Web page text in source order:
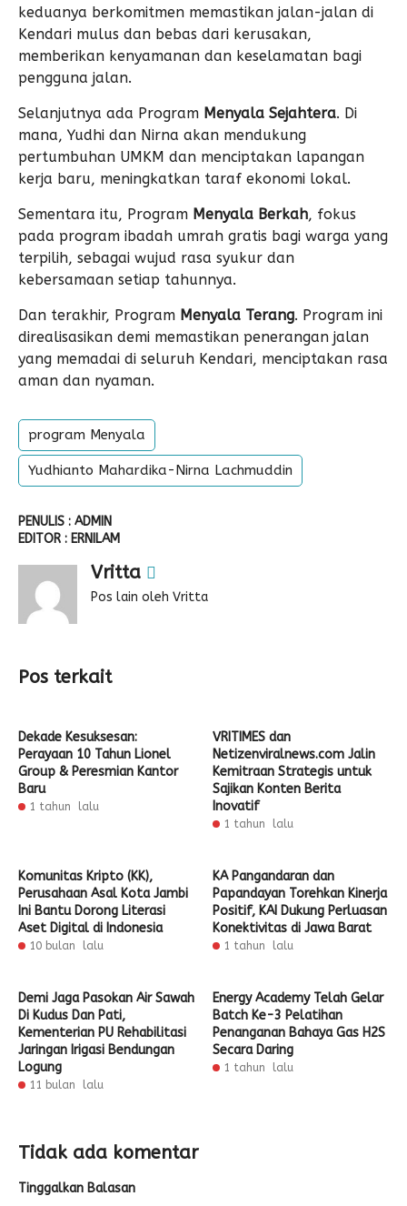
keduanya berkomitmen memastikan jalan-jalan di
Kendari mulus dan bebas dari kerusakan,
memberikan kenyamanan dan keselamatan bagi
pengguna jalan.
Selanjutnya ada Program Menyala Sejahtera. Di
mana, Yudhi dan Nirna akan mendukung
pertumbuhan UMKM dan menciptakan lapangan
kerja baru, meningkatkan taraf ekonomi lokal.
Sementara itu, Program Menyala Berkah, fokus
pada program ibadah umrah gratis bagi warga yang
terpilih, sebagai wujud rasa syukur dan
kebersamaan setiap tahunnya.
Dan terakhir, Program Menyala Terang. Program ini
direalisasikan demi memastikan penerangan jalan
yang memadai di seluruh Kendari, menciptakan rasa
aman dan nyaman.
program Menyala
Yudhianto Mahardika-Nirna Lachmuddin
PENULIS : ADMIN
EDITOR : ERNILAM
Vritta
Pos lain oleh Vritta
Pos terkait
Dekade Kesuksesan:
Perayaan 10 Tahun Lionel
Group & Peresmian Kantor
Baru
1 tahun lalu
VRITIMES dan
Netizenviralnews.com Jalin
Kemitraan Strategis untuk
Sajikan Konten Berita
Inovatif
1 tahun lalu
Komunitas Kripto (KK),
Perusahaan Asal Kota Jambi
Ini Bantu Dorong Literasi
Aset Digital di Indonesia
10 bulan lalu
KA Pangandaran dan
Papandayan Torehkan Kinerja
Positif, KAI Dukung Perluasan
Konektivitas di Jawa Barat
1 tahun lalu
Demi Jaga Pasokan Air Sawah
Di Kudus Dan Pati,
Kementerian PU Rehabilitasi
Jaringan Irigasi Bendungan
Logung
11 bulan lalu
Energy Academy Telah Gelar
Batch Ke-3 Pelatihan
Penanganan Bahaya Gas H2S
Secara Daring
1 tahun lalu
Tidak ada komentar
Tinggalkan Balasan